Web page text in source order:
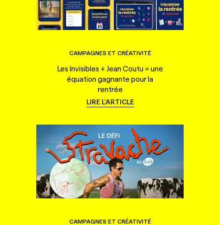
CAMPAGNES ET CRÉATIVITÉ
Les Invisibles + Jean Coutu = une
équation gagnante pour la
rentrée
LIRE L'ARTICLE
CAMPAGNES ET CRÉATIVITÉ